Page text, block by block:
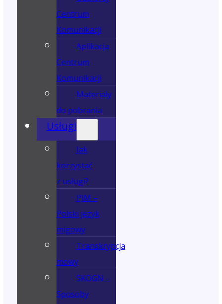
Centrum
Komunikacji
Aplikacja
Centrum
Komunikacji
Materiały
do pobrania
Usługi
Jak
korzystać
z usługi?
PJM –
Polski język
migowy
Transkrypcja
mowy
SKOGN –
Sposoby